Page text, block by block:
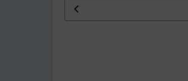
Uhrzeit der Hinfahrt